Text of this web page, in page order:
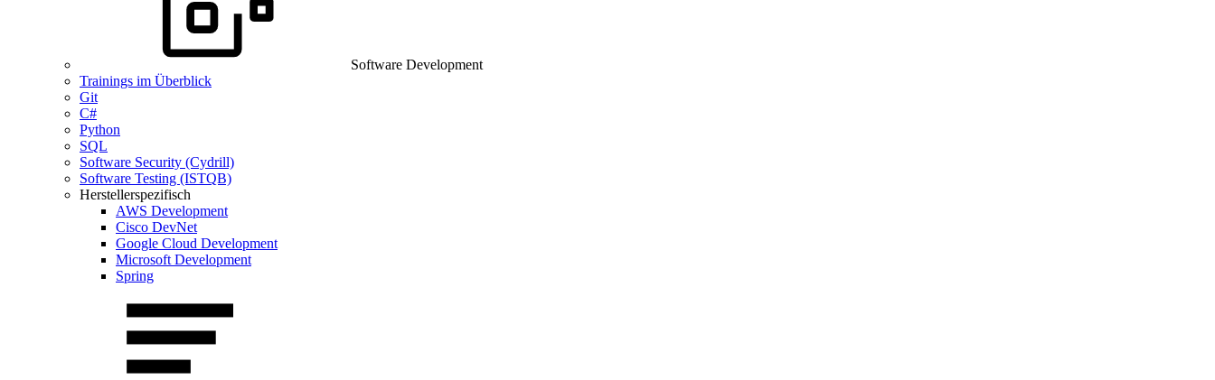
Software Development
Trainings im Überblick
Git
C#
Python
SQL
Software Security (Cydrill)
Software Testing (ISTQB)
Herstellerspezifisch
AWS Development
Cisco DevNet
Google Cloud Development
Microsoft Development
Spring